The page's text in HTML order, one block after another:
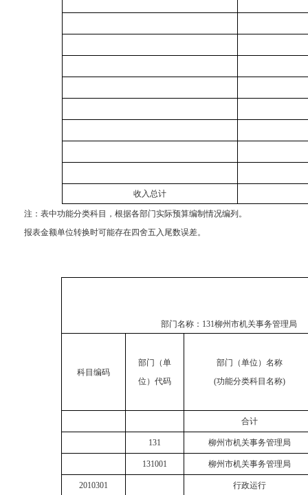
收入总计
注： 表中功能分类科目，根据各部门实际预算编制情况编列。
报表金额单位转换时可能存在四舍五入尾数误差。
部门名称： 131柳州市机关事务管理局
科目编码
部门（单
位）代码
部门（单位）名称
(功能分类科目名称)
合计
131 柳州市机关事务管理局
131001 柳州市机关事务管理局
2010301 行政运行